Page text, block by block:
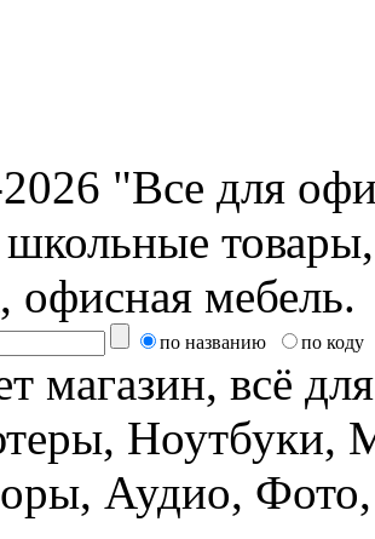
"Все для
офисная мебель.
по названию по коду
магазин, всё
Ноутбуки,
Аудио,